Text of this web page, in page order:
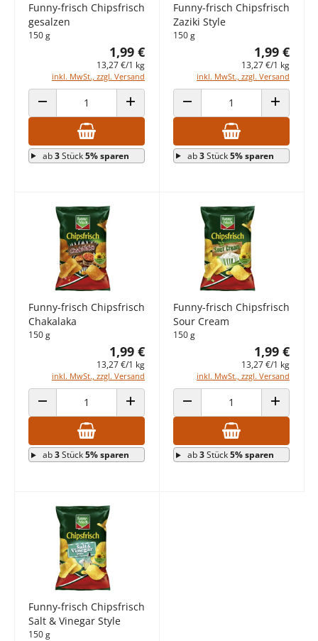
Funny-frisch Chipsfrisch
gesalzen
150 g
1,99 €
13,27 €/1 kg
inkl. MwSt., zzgl. Versand
ANZAHL VERRINGERN ANZAHL ERHÖHEN
ab3Stück5% sparen
Funny-frisch Chipsfrisch
Zaziki Style
150 g
1,99 €
13,27 €/1 kg
inkl. MwSt., zzgl. Versand
ANZAHL VERRINGERN ANZAHL
ab3Stück5% sparen
Funny-frisch Chipsfrisch
Chakalaka
150 g
1,99 €
13,27 €/1 kg
inkl. MwSt., zzgl. Versand
ANZAHL VERRINGERN ANZAHL ERHÖHEN
ab3Stück5% sparen
Funny-frisch Chipsfrisch
Sour Cream
150 g
1,99 €
13,27 €/1 kg
inkl. MwSt., zzgl. Versand
ANZAHL VERRINGERN ANZAHL
ab3Stück5% sparen
Funny-frisch Chipsfrisch
Salt & Vinegar Style
150 g